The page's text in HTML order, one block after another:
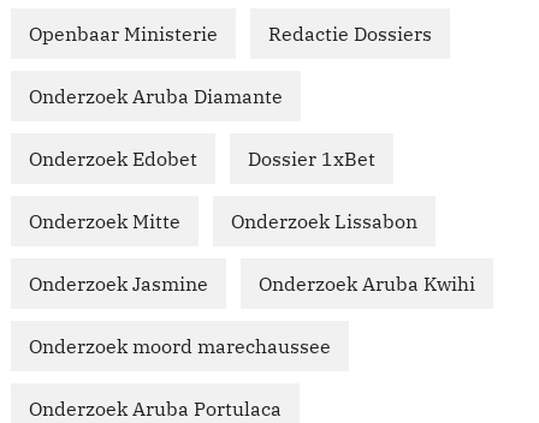
Openbaar Ministerie Redactie Dossiers
Onderzoek Aruba Diamante
Onderzoek Edobet Dossier 1xBet
Onderzoek Mitte Onderzoek Lissabon
Onderzoek Jasmine Onderzoek Aruba Kwihi
Onderzoek moord marechaussee
Onderzoek Aruba Portulaca